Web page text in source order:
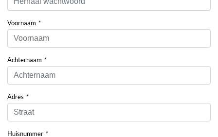
Voornaam *
Achternaam *
Adres *
Huisnummer *